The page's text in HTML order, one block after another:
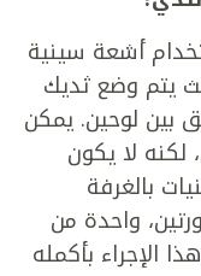
أشعة سينية
يتم وضع ثديك
بين لوحين. يمكن
لا يكون
بالغرفة
واحدة من
الإجراء بأكمله